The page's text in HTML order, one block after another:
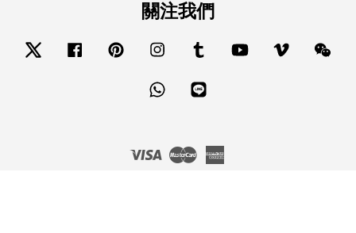
關注我們
Twitter Facebook Pinterest Instagram Tumblr YouTube Vimeo
Whatsapp
Visa Master